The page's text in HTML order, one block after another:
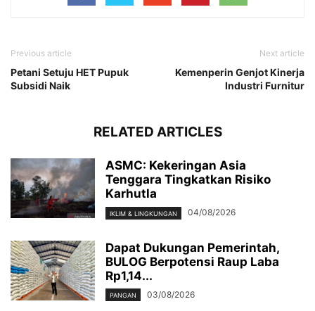
Previous article
Petani Setuju HET Pupuk
Subsidi Naik
Next article
Kemenperin Genjot Kinerja
Industri Furnitur
RELATED ARTICLES
ASMC: Kekeringan Asia
Tenggara Tingkatkan Risiko
Karhutla
IKLIM & LINGKUNGAN 04/08/2026
Dapat Dukungan Pemerintah,
BULOG Berpotensi Raup Laba
Rp1,14...
PANGAN 03/08/2026